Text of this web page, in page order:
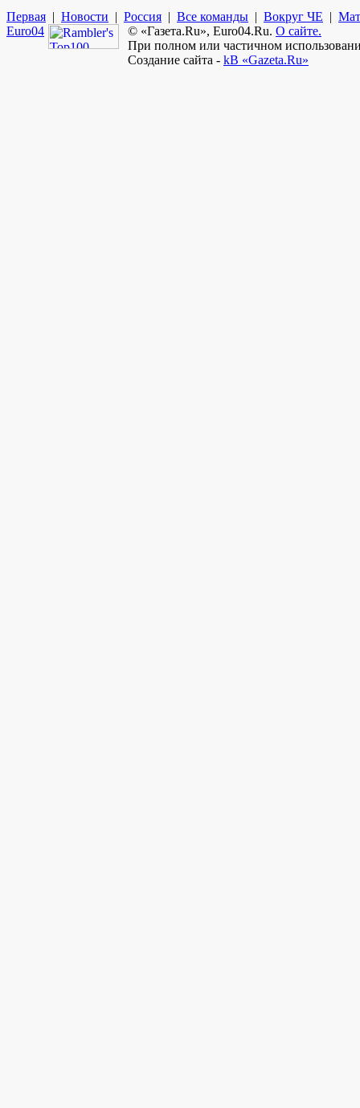
Первая | Новости | Россия | Все команды | Вокруг ЧЕ |
Euro04 © «Газета.Ru», Euro04.Ru. О сайте.
При полном или частичном
Создание сайта - kB «Gazeta.Ru»